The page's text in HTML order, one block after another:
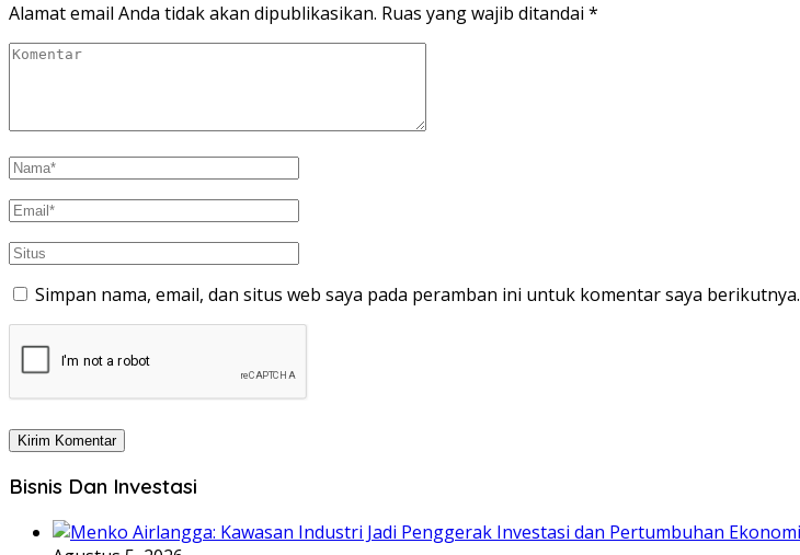
Alamat email Anda tidak akan dipublikasikan. Ruas yang wajib ditandai *
Simpan nama, email, dan situs web saya pada peramban ini untuk komentar saya berikutnya.
Bisnis Dan Investasi